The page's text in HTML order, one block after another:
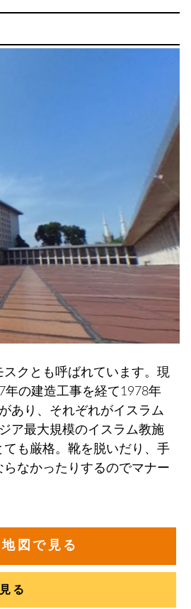
クとも呼ばれています。現
の建造工事を経て1978年
あり、それぞれがイスラム
ア最大規模のイスラム教施
も厳格。靴を脱いだり、手
なかったりするのでマナー
図で見る
る